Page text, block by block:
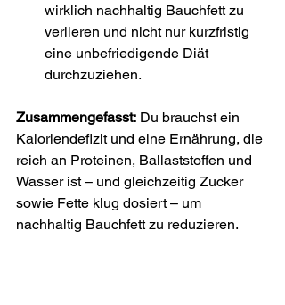
wirklich nachhaltig Bauchfett zu
verlieren und nicht nur kurzfristig
eine unbefriedigende Diät
durchzuziehen.
Zusammengefasst: Du brauchst ein
Kaloriendefizit und eine Ernährung, die
reich an Proteinen, Ballaststoffen und
Wasser ist – und gleichzeitig Zucker
sowie Fette klug dosiert – um
nachhaltig Bauchfett zu reduzieren.